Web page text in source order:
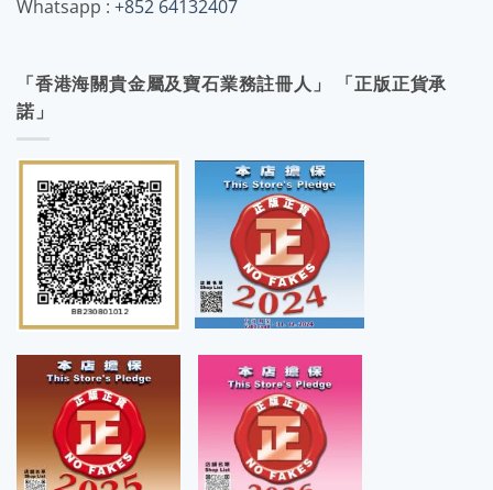
Whatsapp : +852 64132407
「香港海關貴金屬及寶石業務註冊人」 「正版正貨承
諾」